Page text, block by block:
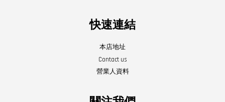
快速連結
本店地址
Contact us
營業人資料